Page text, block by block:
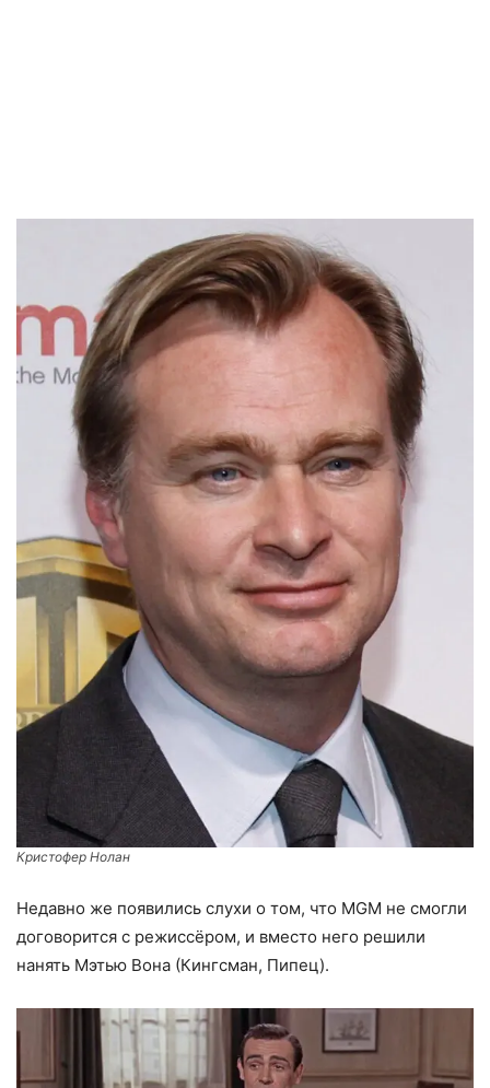
Кристофер Нолан
Недавно же появились слухи о том, что MGM не смогли
договорится с режиссёром, и вместо него решили
нанять Мэтью Вона (Кингсман, Пипец).